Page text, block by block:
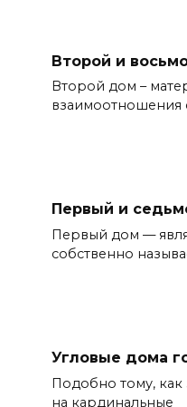
Второй и
Второй дом –
взаимоотношения
Первый и
Первый дом —
собственно
Угловые дома
Подобно тому, как
на кардинальные